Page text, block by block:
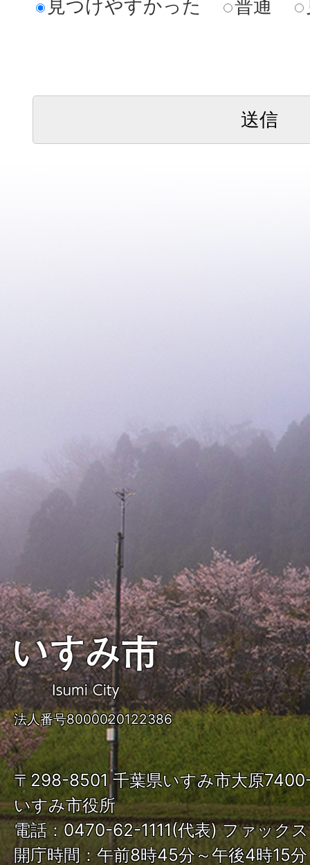
見つけやすかった 普通
い
す
み
市
ISUMI
City
法人番号8000020122386
〒298-8501 千葉県いすみ市大原
いすみ市役所
電話：0470-62-1111(代表) ファック
開庁時間：午前8時45分～午後4時15分